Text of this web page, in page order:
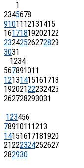
1
2345678
9101112131415
16171819202122
23242526272829
3031
1234
567891011
12131415161718
19202122232425
262728293031
123456
78910111213
14151617181920
21222324252627
282930